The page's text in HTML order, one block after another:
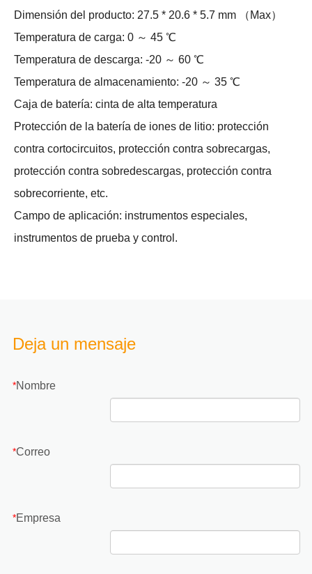
Dimensión del producto: 27.5 * 20.6 * 5.7 mm （Max）
Temperatura de carga: 0 ～ 45 ℃
Temperatura de descarga: -20 ～ 60 ℃
Temperatura de almacenamiento: -20 ～ 35 ℃
Caja de batería: cinta de alta temperatura
Protección de la batería de iones de litio: protección
contra cortocircuitos, protección contra sobrecargas,
protección contra sobredescargas, protección contra
sobrecorriente, etc.
Campo de aplicación: instrumentos especiales,
instrumentos de prueba y control.
Deja un mensaje
*Nombre
*Correo
*Empresa